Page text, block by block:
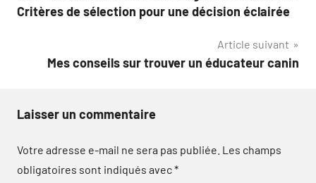
de
Critères de sélection pour une décision éclairée
Article suivant
Mes conseils sur trouver un éducateur canin
Laisser un commentaire
Votre adresse e-mail ne sera pas publiée. Les champs
obligatoires sont indiqués avec*